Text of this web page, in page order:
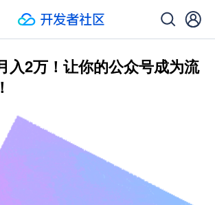
入2万！让你的公众号成为流